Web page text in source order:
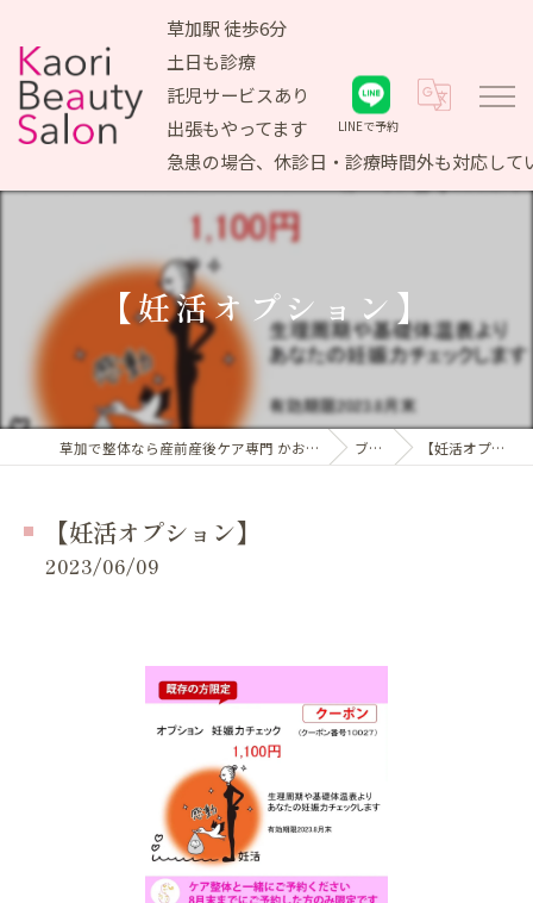
草加駅 徒歩6分
土日も診療
託児サービスあり
出張もやってます
急患の場合、休診日・診療時間外も対応して
LINEで予約
【妊活オプション】
草加で整体なら産前産後ケア専門 かおりビューティサロン ブログ 【妊活オプション】
【妊活オプション】
2023/06/09